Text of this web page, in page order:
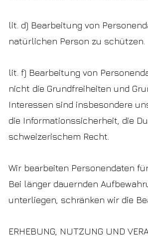
lit. d) Bearbeitung von
natürlichen Person zu schützen.
lit. f) Bearbeitung von
nicht die Grundfreiheiten und
Interessen sind insbesondere
die Informationssicherheit, die
schweizerischem Recht.
Wir bearbeiten Personendaten
Bei länger dauernden
unterliegen, schränken wir die
ERHEBUNG, NUTZUNG UND